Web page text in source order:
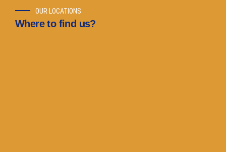
OUR LOCATIONS
Where to find us?